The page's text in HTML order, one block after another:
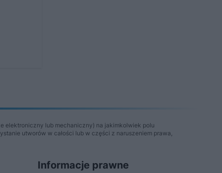
elektroniczny lub mechaniczny) na jakimkolwiek polu
utworów w całości lub w części z naruszeniem prawa,
Informacje prawne